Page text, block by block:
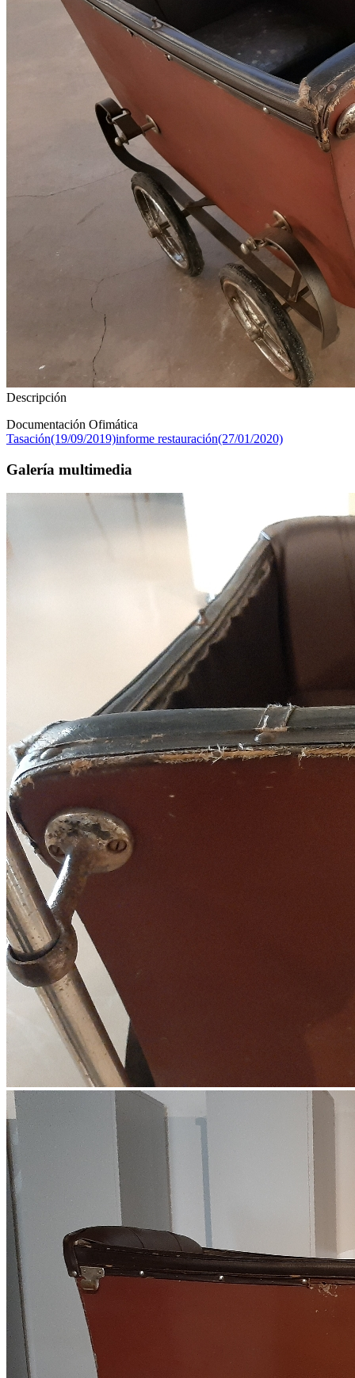
Descripción
Documentación Ofimática
Tasación(19/09/2019)informe restauración(27/01/2020)
Galería multimedia